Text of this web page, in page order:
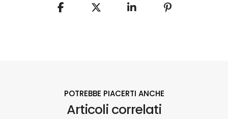
POTREBBE PIACERTI ANCHE
Articoli correlati